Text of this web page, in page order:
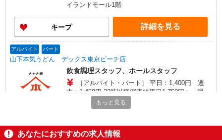
イランドモール1階
キープ 詳細を見る
アルバイト パート
山下本気うどん デックス東京ビーチ店
飲食調理スタッフ、ホールスタッフ
［アルバイト・パート］ 平日：1,400円 週
末：1,450円 22時以降深夜給平日1,750円〜、週末
1,812円〜です！
東京都港区台場1-6-1 デックス東京ビーチ
キープ
もっと見る
あなたにおすすめの求人情報